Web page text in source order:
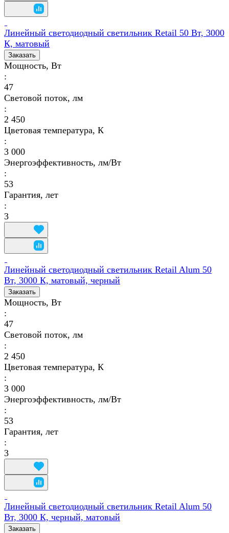
Линейный светодиодный светильник Retail 50 Вт, 3000
К, матовый
Заказать
Мощность, Вт
:
47
Световой поток, лм
:
2 450
Цветовая температура, К
:
3 000
Энергоэффективность, лм/Вт
:
53
Гарантия, лет
:
3
Линейный светодиодный светильник Retail Alum 50
Вт, 3000 К, матовый, черный
Заказать
Мощность, Вт
:
47
Световой поток, лм
:
2 450
Цветовая температура, К
:
3 000
Энергоэффективность, лм/Вт
:
53
Гарантия, лет
:
3
Линейный светодиодный светильник Retail Alum 50
Вт, 3000 К, черный, матовый
Заказать